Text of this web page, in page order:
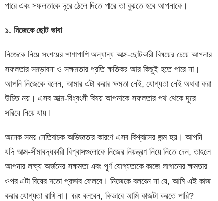
পারে এবং সফলতাকে দূরে ঠেলে দিতে পারে তা বুঝতে হবে আপনাকে।
১. নিজেকে ছোট ভাবা
নিজেকে নিয়ে সংশয়ের পাশাপাশি অন্যান্য আত্ম-ছোটকারী বিষয়ের চেয়ে আপনার
সফলতার সম্ভাবনা ও সক্ষমতার প্রতি ক্ষতিকর আর কিছুই হতে পারে না।
আপনি নিজেকে বলেন, আমার এটা করার ক্ষমতা নেই, যোগ্যতা নেই অথবা করা
উচিত নয়। এসব আত্ম-বিধ্বংসী বিষয় আপনাকে সফলতার পথ থেকে দূরে
সরিয়ে নিয়ে যায়।
অনেক সময় নেতিবাচক অভিজ্ঞতার কারণে এসব বিশ্বাসের জন্ম হয়। আপনি
যদি আত্ম-সীমাবদ্ধকারী বিশ্বাসগুলোকে নিজের নিয়ন্ত্রণ নিয়ে নিতে দেন, তাহলে
আপনার লক্ষ্য অর্জনের সক্ষমতা এবং পূর্ণ যোগ্যতাকে কাজে লাগানোর ক্ষমতার
ওপর এটা বিষের মতো প্রভাব ফেলবে। নিজেকে বলবেন না যে, আমি এই কাজ
করার যোগ্যতা রাখি না। বরং বলবেন, কিভাবে আমি কাজটা করতে পারি?